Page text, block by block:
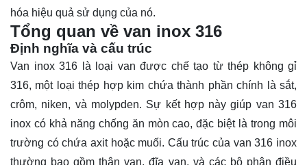
hóa hiệu quả sử dụng của nó.
Tổng quan về van inox 316
Định nghĩa và cấu trúc
Van inox 316 là loại van được chế tạo từ thép không gỉ
316, một loại thép hợp kim chứa thành phần chính là sắt,
crôm, niken, và molypden. Sự kết hợp này giúp van 316
inox có khả năng chống ăn mòn cao, đặc biệt là trong môi
trường có chứa axit hoặc muối. Cấu trúc của van 316 inox
thường bao gồm thân van, đĩa van, và các bộ phận điều